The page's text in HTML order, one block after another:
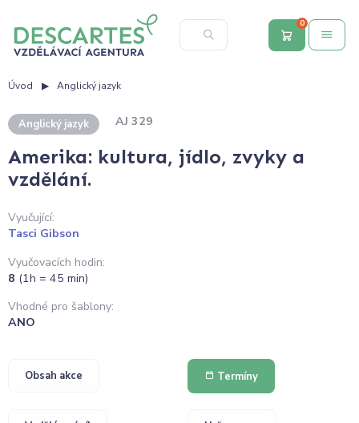
0
Úvod Anglický jazyk
Anglický jazyk AJ 329
Amerika: kultura, jídlo, zvyky a
vzdělání.
Vyučující:
Tasci Gibson
Vyučovacích hodin:
8 (1h = 45 min)
Vhodné pro šablony:
ANO
Obsah akce Termíny